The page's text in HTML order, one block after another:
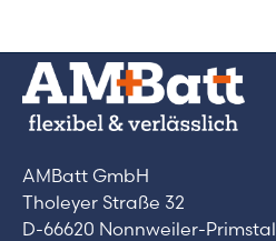
AMBatt GmbH
Tholeyer Straße 32
D-66620 Nonnweiler-Primstal